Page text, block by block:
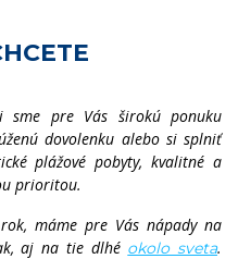
pre Vás širokú ponuku
dovolenku alebo si splniť
plážové pobyty, kvalitné a
prioritou.
máme pre Vás nápady na
aj na tie dlhé okolo sveta.